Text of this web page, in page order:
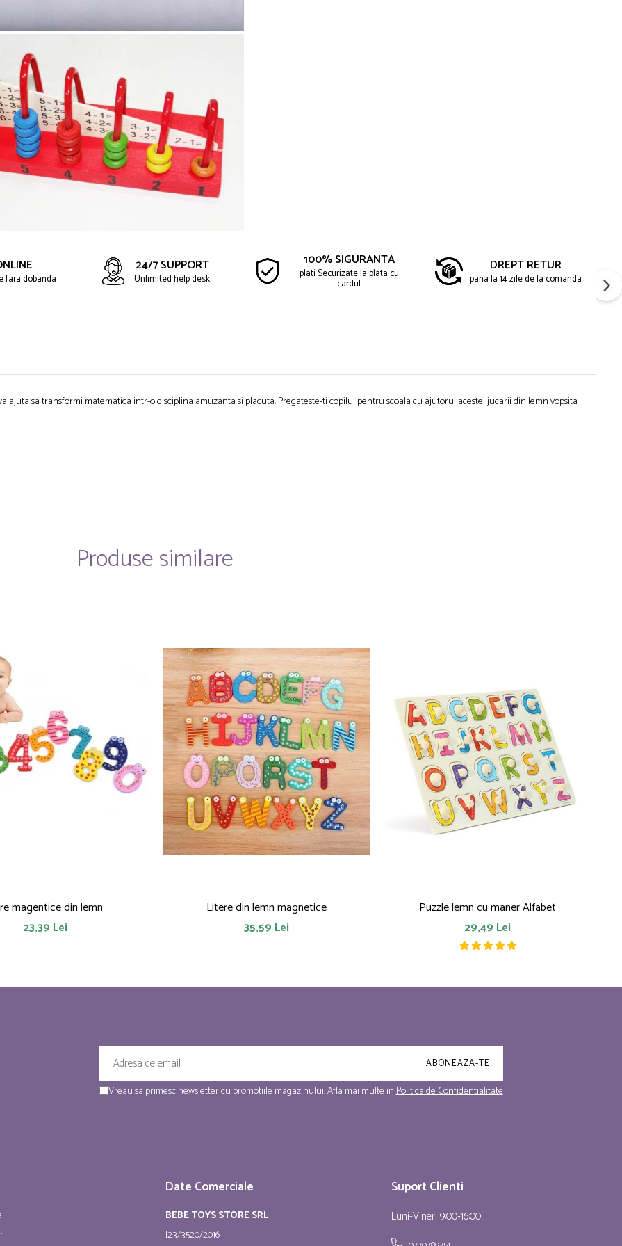
fara dobanda
24/7 SUPPORT
Unlimited help desk.
100% SIGURANTA
plati Securizate la plata cu
cardul
DREPT RETUR
pana la 14 zile de la comanda
ajuta sa transformi matematica intr-o disciplina amuzanta si placuta. Pregateste-ti copilul pentru scoala cu ajutorul acestei jucarii din lemn vopsita
Produse similare
magentice din lemn
23,39 Lei
Litere din lemn magnetice
35,59 Lei
Puzzle lemn cu maner Alfabet
29,49 Lei
Vreau sa primesc newsletter cu promotiile magazinului. Afla mai multe inPolitica de Confidentialitate
Date Comerciale
BEBE TOYS STORE SRL
J23/3520/2016
Suport Clienti
Luni-Vineri 9:00-16:00